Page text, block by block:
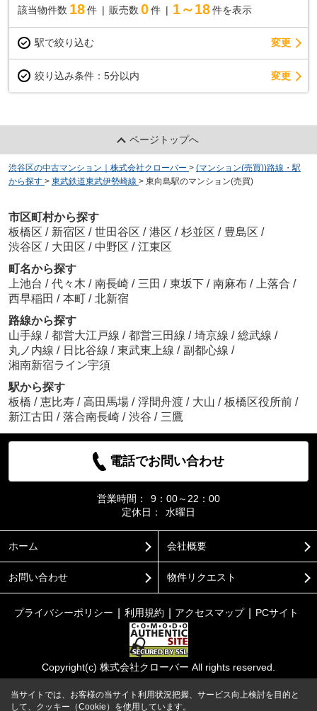
該当物件数 18件 販売数 0 件 1～18 件を表示
駅で絞り込む 変更
絞り込み条件： 5分以内 変更
ページトップへ
渋谷区の中古マンション｜株式会社クローバー > (マンション(売買))路線・駅
から探す > 東武鉄道東武伊勢崎線 > 東向島駅のマンション(売買)
市区町村から探す
板橋区 / 新宿区 / 世田谷区 / 港区 / 杉並区 / 豊島区 /
渋谷区 / 大田区 / 中野区 / 江東区
町名から探す
上池台 / 代々木 / 南長崎 / 三田 / 東坂下 / 南麻布 / 上落合 /
西早稲田 / 本町 / 北新宿
路線から探す
山手線 / 都営大江戸線 / 都営三田線 / 埼京線 / 総武線 /
丸ノ内線 / 日比谷線 / 東武東上線 / 副都心線 /
湘南新宿ライン宇須
駅から探す
板橋 / 恵比寿 / 高田馬場 / 浮間舟渡 / 大山 / 板橋区役所前 /
新江古田 / 落合南長崎 / 渋谷 / 三鷹
電話でお問い合わせ
営業時間：
9：00～22：00
定休日：
水曜日
ホーム 会社概要
お問い合わせ 物件リクエスト
プライバシーポリシー 利用規約 アクセスマップ PCサイト
Copyright(c) 株式会社クローバー All rights reserved.
当サイトでは、お客様の当サイト利用状況把握、サービス向上検討を目的と
して、クッキー（Cookie）を使用しています。